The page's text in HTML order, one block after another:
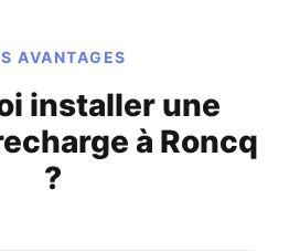
AVANTAGES
installer une
à Roncq
?